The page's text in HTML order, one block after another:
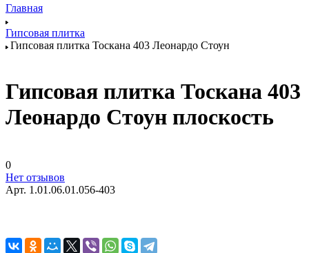
Главная
Гипсовая плитка
Гипсовая плитка Тоскана 403 Леонардо Стоун
Гипсовая плитка Тоскана 403
Леонардо Стоун плоскость
0
Нет отзывов
Арт. 1.01.06.01.056-403